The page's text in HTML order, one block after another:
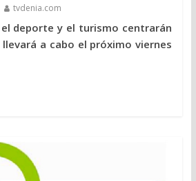
tvdenia.com
deporte y el turismo centrarán
a cabo el próximo viernes